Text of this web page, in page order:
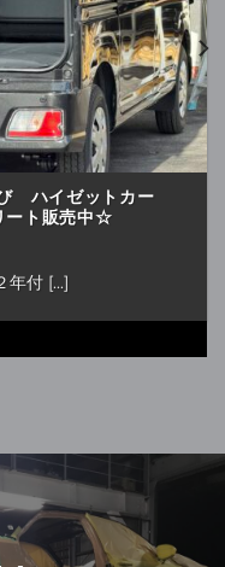
ハイゼットカー
ト販売中☆
年付 [...]